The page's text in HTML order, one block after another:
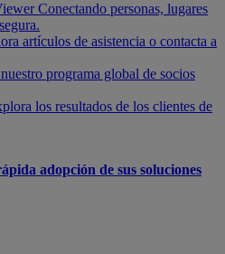
Conectando personas, lugares
artículos de asistencia o contacta a
programa global de socios
los resultados de los clientes de
adopción de sus soluciones